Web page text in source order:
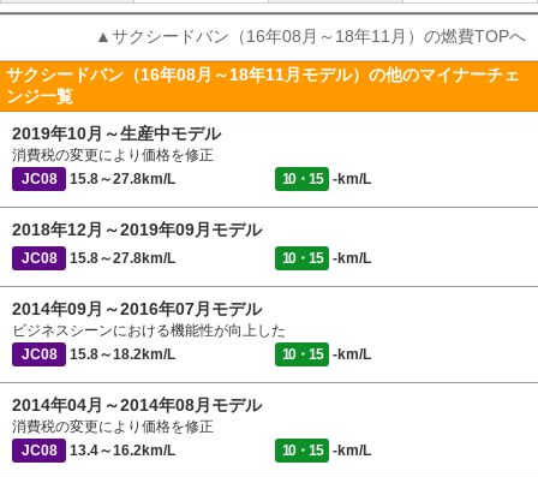
▲サクシードバン（16年08月～18年11月）の燃費TOPへ
サクシードバン（16年08月～18年11月モデル）の他のマイナーチェ
ンジ一覧
2019年10月～生産中モデル
消費税の変更により価格を修正
JC08
15.8～27.8km/L 10・15 -km/L
2018年12月～2019年09月モデル
JC08 15.8～27.8km/L 10・15 -km/L
2014年09月～2016年07月モデル
ビジネスシーンにおける機能性が向上した
JC08
15.8～18.2km/L 10・15 -km/L
2014年04月～2014年08月モデル
消費税の変更により価格を修正
JC08
13.4～16.2km/L 10・15 -km/L